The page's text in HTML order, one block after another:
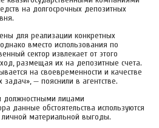
на долгосрочных депозитных
для реализации конкретных
вместо использования по
сектор извлекает от этого
размещая их на депозитные счета.
на своевременности и качестве
задач», — пояснили в агентстве.
должностными лицами
данные обстоятельства используются
материальной выгоды.